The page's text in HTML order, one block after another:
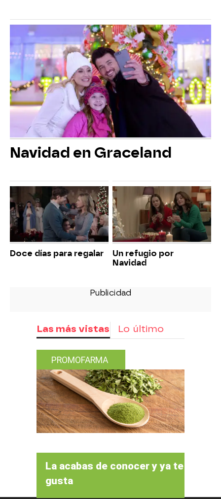
Navidad en Graceland
Doce días para regalar
Un refugio por
Navidad
Las más vistas Lo último
PROMOFARMA
La acabas de conocer y ya te
gusta